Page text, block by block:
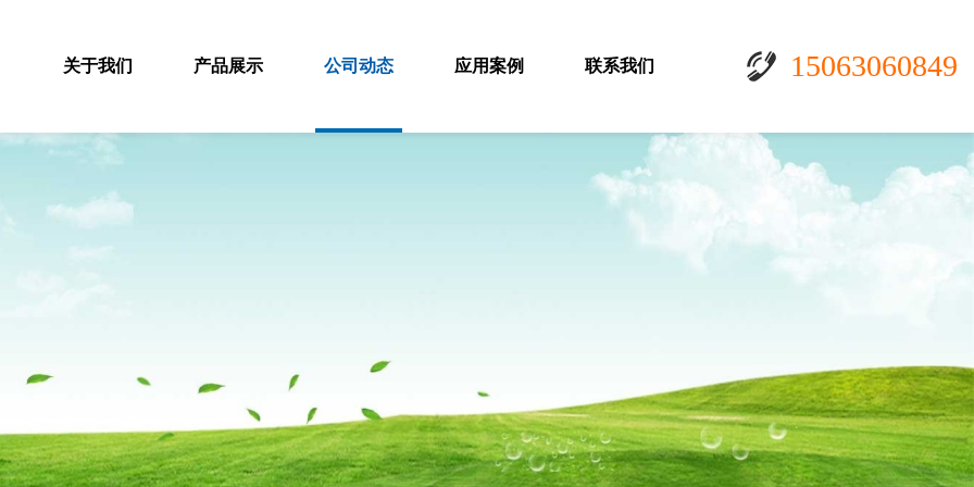
15063060849
关于我们 产品展示 公司动态 应用案例 联系我们